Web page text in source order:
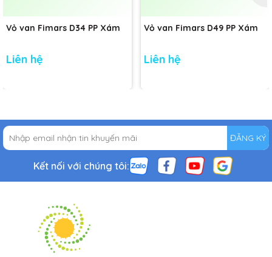
Vỏ van Fimars D34 PP Xám
Liên hệ
Vỏ van Fimars D49 PP Xám
Liên hệ
ĐĂNG KÝ
Kết nối với chúng tôi: